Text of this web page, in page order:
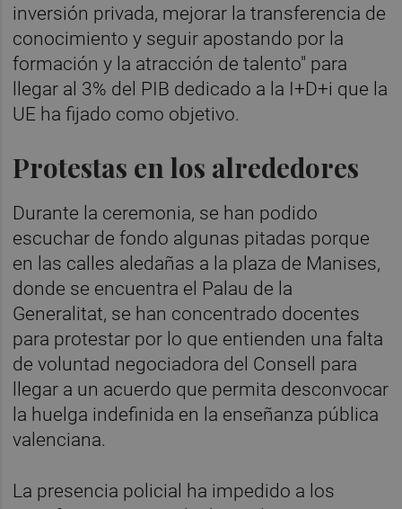
inversión privada, mejorar la transferencia de
conocimiento y seguir apostando por la
formación y la atracción de talento" para
llegar al 3% del PIB dedicado a la I+D+i que la
UE ha fijado como objetivo.
Protestas en los alrededores
Durante la ceremonia, se han podido
escuchar de fondo algunas pitadas porque
en las calles aledañas a la plaza de Manises,
donde se encuentra el Palau de la
Generalitat, se han concentrado docentes
para protestar por lo que entienden una falta
de voluntad negociadora del Consell para
llegar a un acuerdo que permita desconvocar
la huelga indefinida en la enseñanza pública
valenciana.
La presencia policial ha impedido a los